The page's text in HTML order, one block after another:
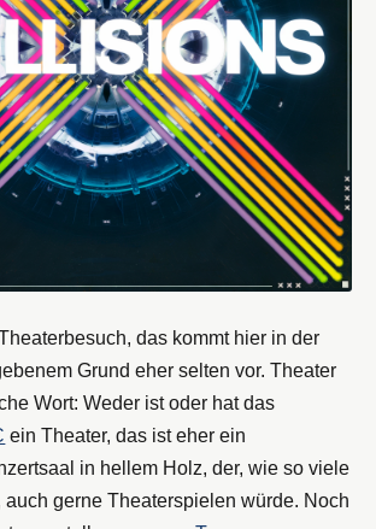
das kommt hier in der
Grund eher selten vor. Theater
Wort: Weder ist oder hat das
ein Theater, das ist eher ein
in hellem Holz, der, wie so viele
auch gerne Theaterspielen würde. Noch